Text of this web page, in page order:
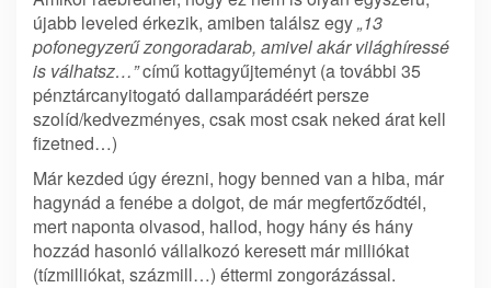
újabb leveled érkezik, amiben találsz egy„13
pofonegyzerű zongoradarab, amivel akár világhíressé
is válhatsz…”című kottagyűjteményt (a további 35
pénztárcanyitogató dallamparádéért persze
szolíd/kedvezményes, csak most csak neked árat kell
fizetned…)
Már kezded úgy érezni, hogy benned van a hiba, már
hagynád a fenébe a dolgot, de már megfertőződtél,
mert naponta olvasod, hallod, hogy hány és hány
hozzád hasonló vállalkozó keresett már milliókat
(tízmilliókat, százmill…) éttermi zongorázással.